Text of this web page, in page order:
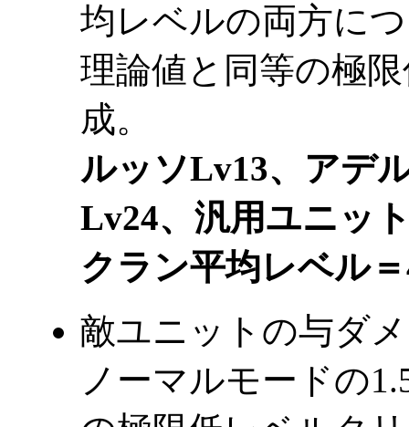
均レベルの両方に
理論値と同等の極
成。
ルッソLv13、アデ
Lv24、汎用ユニッ
クラン平均レベル
敵ユニットの与ダ
ノーマルモードの